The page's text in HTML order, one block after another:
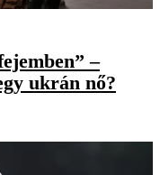
–
ukrán nő?